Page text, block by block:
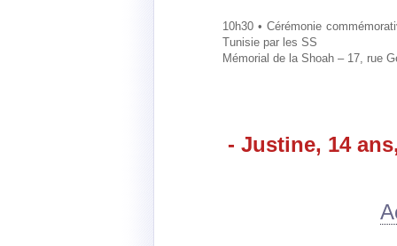
10h30 • Cérémonie
Tunisie par les SS
Mémorial de la Shoah – 17, rue
- Justine, 14